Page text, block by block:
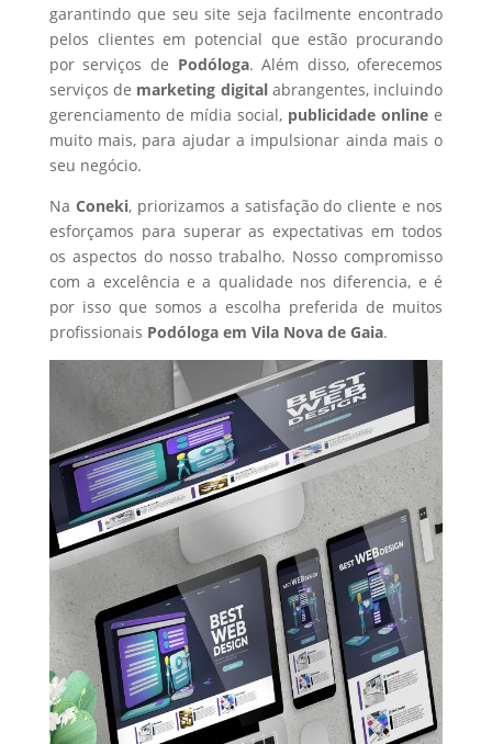
garantindo que seu site seja facilmente encontrado
pelos clientes em potencial que estão procurando
por serviços de Podóloga. Além disso, oferecemos
serviços de marketing digital abrangentes, incluindo
gerenciamento de mídia social, publicidade online e
muito mais, para ajudar a impulsionar ainda mais o
seu negócio.
Na Coneki, priorizamos a satisfação do cliente e nos
esforçamos para superar as expectativas em todos
os aspectos do nosso trabalho. Nosso compromisso
com a excelência e a qualidade nos diferencia, e é
por isso que somos a escolha preferida de muitos
profissionais Podólogaem Vila Nova de Gaia.